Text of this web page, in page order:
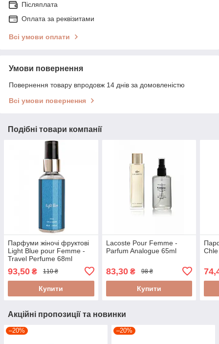
Післяплата
Оплата за реквізитами
Всі умови оплати
Умови повернення
Повернення товару впродовж 14 днів за домовленістю
Всі умови повернення
Подібні товари компанії
Парфуми жіночі фруктові
Light Blue pour Femme -
Travel Perfume 68ml
93,50 ₴ 110 ₴
Купити
Lacoste Pour Femme -
Parfum Analogue 65ml
83,30₴ 98 ₴
Купити
Акційні пропозиції та новинки
–20% –20%